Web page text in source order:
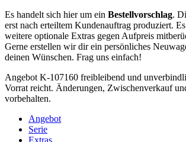
Es handelt sich hier um ein Bestellvorschlag.
erst nach erteiltem Kundenauftrag produziert.
weitere optionale Extras gegen Aufpreis
Gerne erstellen wir dir ein persönliches
deinen Wünschen. Frag uns einfach!
Angebot K-107160 freibleibend und
Vorrat reicht. Änderungen, Zwischenverkauf
vorbehalten.
Angebot
Serie
Extras